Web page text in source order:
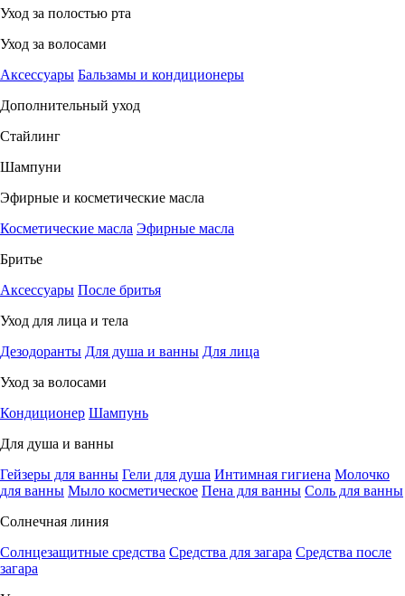
Уход за полостью рта
Уход за волосами
Аксессуары Бальзамы и кондиционеры
Дополнительный уход
Стайлинг
Шампуни
Эфирные и косметические масла
Косметические масла Эфирные масла
Бритье
Аксессуары После бритья
Уход для лица и тела
Дезодоранты Для душа и ванны Для лица
Уход за волосами
Кондиционер Шампунь
Для душа и ванны
Гейзеры для ванны Гели для душа Интимная гигиена Молочко
для ванны Мыло косметическое Пена для ванны Соль для ванны
Солнечная линия
Солнцезащитные средства Средства для загара Средства после
загара